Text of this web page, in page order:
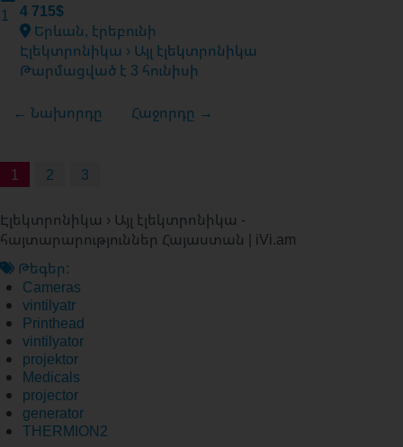
1 4 715$
Երևան, էրեբունի
Էլեկտրոնիկա › Այլ էլեկտրոնիկա
Թարմացված է 3 հունիսի
← Նախորդը Հաջորդը →
1 2 3
Էլեկտրոնիկա › Այլ էլեկտրոնիկա -
հայտարարություններ Հայաստան | iVi.am
Թեգեր:
Cameras
vintilyatr
Printhead
vintilyator
projektor
Medicals
projector
generator
THERMION2